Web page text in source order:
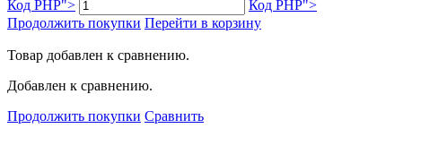
Код PHP"> Код PHP">
Продолжить покупки Перейти в корзину
Товар добавлен к сравнению.
Добавлен к сравнению.
Продолжить покупки Сравнить